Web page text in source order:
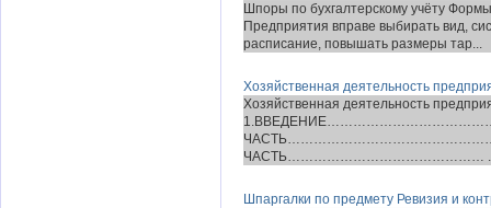
Шпоры по бухгалтерскому учёту
Предприятия вправе выбирать вид,
расписание, повышать размеры тар...
Хозяйственная деятельность
Хозяйственная деятельность
ЧАСТЬ……………………………………… ..
Шпаргалки по предмету Ревизия и